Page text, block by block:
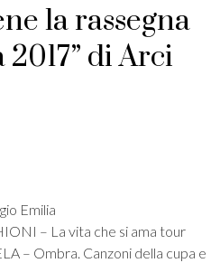
la rassegna
di Arci
Emilia
– La vita che si ama tour
– Ombra. Canzoni della cupa e